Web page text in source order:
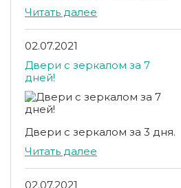
Читать далее
02.07.2021
Двери с зеркалом за 7
дней!
Двери с зеркалом за 3 дня.
Читать далее
02.07.2021